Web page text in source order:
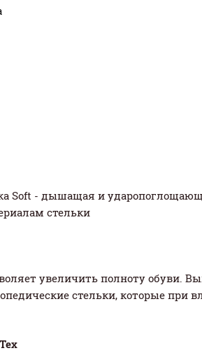
Soft - дышащая и
стельки
увеличить полноту обуви.
стельки, которые при